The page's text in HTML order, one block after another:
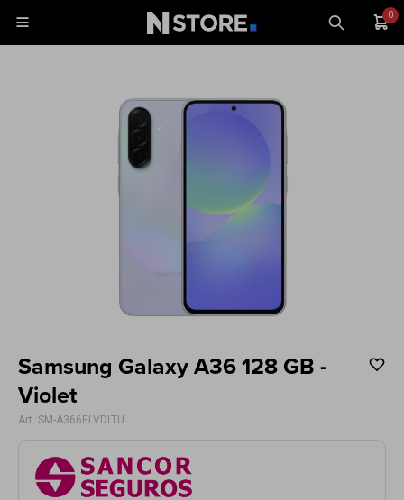
0

Samsung Galaxy A36 128 GB -
Violet
SM-A366ELVDLTU
Accesorios
Gaming